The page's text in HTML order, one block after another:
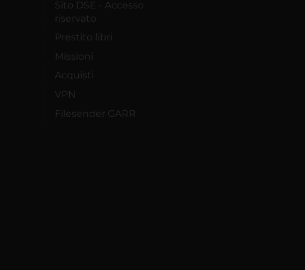
Sito DSE - Accesso
riservato
Prestito libri
Missioni
Acquisti
VPN
Filesender GARR